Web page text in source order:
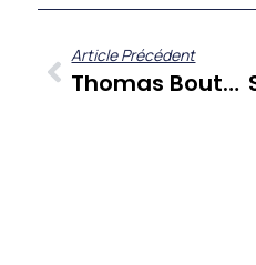
Article Précédent
Thomas Boutant Dans Sé Zafè Nou : Un Parcours De Vie Au Cœur Des Enjeux Caribéens